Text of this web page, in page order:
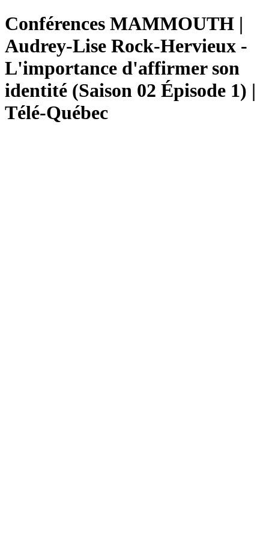
Conférences MAMMOUTH |
Audrey-Lise Rock-Hervieux -
L'importance d'affirmer son
identité (Saison 02 Épisode 1) |
Télé-Québec